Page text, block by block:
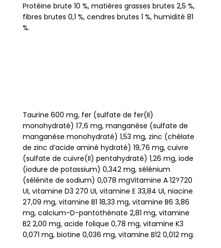
Protéine brute 10 %, matières grasses brutes 2,5 %,
fibres brutes 0,1 %, cendres brutes 1 %, humidité 81
%.
Taurine 600 mg, fer (sulfate de fer(II)
monohydraté) 17,6 mg, manganèse (sulfate de
manganèse monohydraté) 1,53 mg, zinc (chélate
de zinc d’acide aminé hydraté) 19,76 mg, cuivre
(sulfate de cuivre(II) pentahydraté) 1,26 mg, iode
(iodure de potassium) 0,342 mg, sélénium
(sélénite de sodium) 0,078 mgVitamine A 12?720
UI, vitamine D3 270 UI, vitamine E 33,84 UI, niacine
27,09 mg, vitamine B1 18,33 mg, vitamine B6 3,86
mg, calcium-D-pantothénate 2,81 mg, vitamine
B2 2,00 mg, acide folique 0,78 mg, vitamine K3
0,071 mg, biotine 0,036 mg, vitamine B12 0,012 mg.